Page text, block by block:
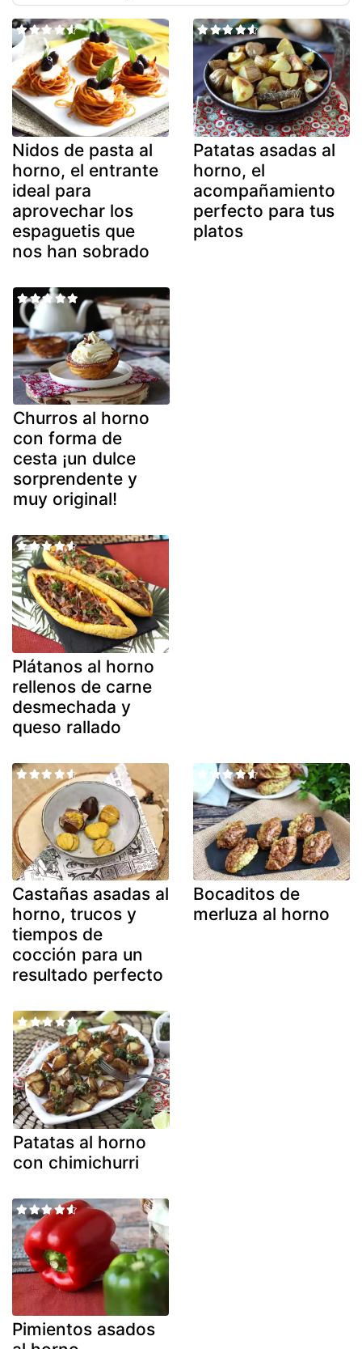
Nidos de pasta al
horno, el entrante
ideal para
aprovechar los
espaguetis que
nos han sobrado
Patatas asadas al
horno, el
acompañamiento
perfecto para tus
platos
Churros al horno
con forma de
cesta ¡un dulce
sorprendente y
muy original!
Plátanos al horno
rellenos de carne
desmechada y
queso rallado
Castañas asadas al
horno, trucos y
tiempos de
cocción para un
resultado perfecto
Bocaditos de
merluza al horno
Patatas al horno
con chimichurri
Pimientos asados